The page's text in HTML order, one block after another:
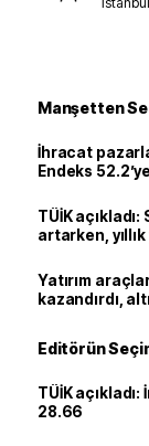
Manşetten
İhracat
Endeks
TÜİK
artarken,
Yatırım
kazandırdı,
Editörün
TÜİK
28.66